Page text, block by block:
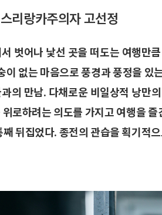
리랑카주의자 고선정
벗어나 낯선 곳을 떠도는 여행만
이 없는 마음으로 풍경과 풍정을 있
의 만남. 다채로운 비일상적 낭만
위로하려는 의도를 가지고 여행을
뒤집었다. 종전의 관습을 획기적